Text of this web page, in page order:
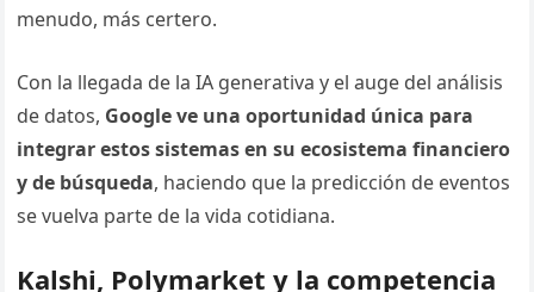
menudo, más certero.
Con la llegada de la IA generativa y el auge del análisis
de datos, Google ve una oportunidad única para
integrar estos sistemas en su ecosistema financiero
y de búsqueda, haciendo que la predicción de eventos
se vuelva parte de la vida cotidiana.
Kalshi, Polymarket y la competencia